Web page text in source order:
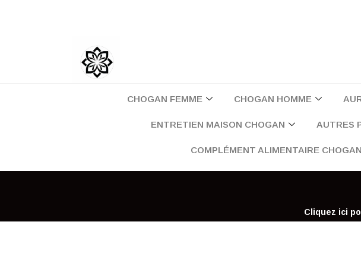
CHOGAN FEMME CHOGAN HOMME
ENTRETIEN MAISON CHOGAN AUTRES
COMPLÉMENT ALIMENTAIRE CHOGAN
Cliquez ici